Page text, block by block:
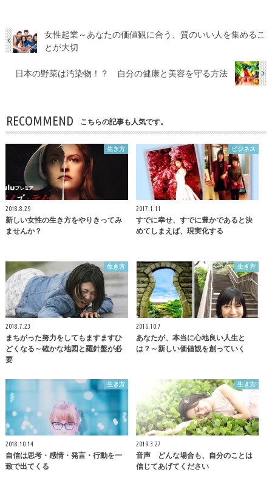
女性起業～あなたの価値観に合う、質のいい人を集めるこ
とが大切
日本の野菜は汚染物！？ 自分の健康と美容を守る方法
RECOMMEND こちらの記事も人気です。
生き方
2018.8.29
新しい女性の生き方をやりきってみ
ませんか？
ビジネス
2017.1.11
すでに幸せ、すでに豊かであると決
めてしまえば、現実化する
生き方
2018.7.23
まちがった努力をしてもますますひ
どくなる～確かな地図と羅針盤が必
要
生き方
2016.10.7
あなたが、本当に心地良い人生と
は？～新しい価値観を創っていく
生き方
2018.10.14
自信は思考・感情・発言・行動を一
致で出てくる
生き方
2019.3.27
音声 どんな場合も、自分のことは
信じてあげてください